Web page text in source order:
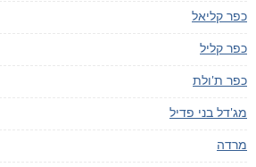
כפר קליאל
כפר קליל
כפר ת'ולת
מג'דל בני פדיל
מרדה